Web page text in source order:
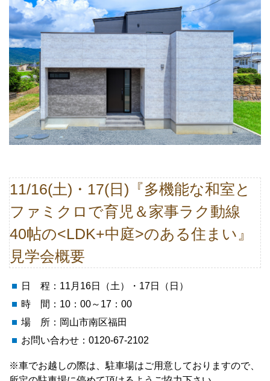
11/16(土)・17(日)『多機能な和室と
ファミクロで育児＆家事ラク動線
40帖の<LDK+中庭>のある住まい』
見学会概要
日 程：11月16日（土）・17日（日）
時 間：10：00～17：00
場 所：岡山市南区福田
お問い合わせ：0120-67-2102
※車でお越しの際は、駐車場はご用意しておりますので、